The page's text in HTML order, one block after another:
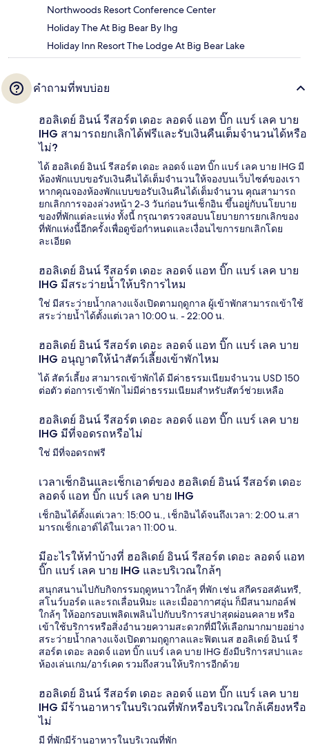
Northwoods Resort Conference Center
Holiday The At Big Bear By Ihg
Holiday Inn Resort The Lodge At Big Bear Lake
คำถามที่พบบ่อย
ฮอลิเดย์ อินน์ รีสอร์ต เดอะ ลอดจ์ แอท บิ๊ก แบร์ เลค บาย
IHG สามารถยกเลิกได้ฟรีและรับเงินคืนเต็มจำนวนได้หรือ
ไม่?
ได้ ฮอลิเดย์ อินน์ รีสอร์ต เดอะ ลอดจ์ แอท บิ๊ก แบร์ เลค บาย IHG มี
ห้องพักแบบขอรับเงินคืนได้เต็มจำนวนให้จองบนเว็บไซต์ของเรา
หากคุณจองห้องพักแบบขอรับเงินคืนได้เต็มจำนวน คุณสามารถ
ยกเลิกการจองล่วงหน้า 2-3 วันก่อนวันเช็กอิน ขึ้นอยู่กับนโยบาย
ของที่พักแต่ละแห่ง ทั้งนี้ กรุณาตรวจสอบนโยบายการยกเลิกของ
ที่พักแห่งนี้อีกครั้งเพื่อดูข้อกำหนดและเงื่อนไขการยกเลิกโดย
ละเอียด
ฮอลิเดย์ อินน์ รีสอร์ต เดอะ ลอดจ์ แอท บิ๊ก แบร์ เลค บาย
IHG มีสระว่ายน้ำให้บริการไหม
ใช่ มีสระว่ายน้ำกลางแจ้งเปิดตามฤดูกาล ผู้เข้าพักสามารถเข้าใช้
สระว่ายน้ำได้ตั้งแต่เวลา 10:00 น. - 22:00 น.
ฮอลิเดย์ อินน์ รีสอร์ต เดอะ ลอดจ์ แอท บิ๊ก แบร์ เลค บาย
IHG อนุญาตให้นำสัตว์เลี้ยงเข้าพักไหม
ได้ สัตว์เลี้ยง สามารถเข้าพักได้ มีค่าธรรมเนียมจำนวน USD 150
ต่อตัว ต่อการเข้าพัก ไม่มีค่าธรรมเนียมสำหรับสัตว์ช่วยเหลือ
ฮอลิเดย์ อินน์ รีสอร์ต เดอะ ลอดจ์ แอท บิ๊ก แบร์ เลค บาย
IHG มีที่จอดรถหรือไม่
ใช่ มีที่จอดรถฟรี
เวลาเช็กอินและเช็กเอาต์ของ ฮอลิเดย์ อินน์ รีสอร์ต เดอะ
ลอดจ์ แอท บิ๊ก แบร์ เลค บาย IHG
เช็กอินได้ตั้งแต่เวลา: 15:00 น., เช็กอินได้จนถึงเวลา: 2:00 น.สา
มารถเช็กเอาต์ได้ในเวลา 11:00 น.
มีอะไรให้ทำบ้างที่ ฮอลิเดย์ อินน์ รีสอร์ต เดอะ ลอดจ์ แอท
บิ๊ก แบร์ เลค บาย IHG และบริเวณใกล้ๆ
สนุกสนานไปกับกิจกรรมฤดูหนาวใกล้ๆ ที่พัก เช่น สกีครอสคันทรี,
สโนว์บอร์ด และรถเลื่อนหิมะ และเมื่ออากาศอุ่น ก็มีสนามกอล์ฟ
ใกล้ๆ ให้ออกรอบเพลิดเพลินไปกับบริการสปาสุดผ่อนคลาย หรือ
เข้าใช้บริการหรือสิ่งอำนวยความสะดวกที่มีให้เลือกมากมายอย่าง
สระว่ายน้ำกลางแจ้งเปิดตามฤดูกาลและฟิตเนส ฮอลิเดย์ อินน์ รี
สอร์ต เดอะ ลอดจ์ แอท บิ๊ก แบร์ เลค บาย IHG ยังมีบริการสปาและ
ห้องเล่นเกม/อาร์เคด รวมถึงสวนให้บริการอีกด้วย
ฮอลิเดย์ อินน์ รีสอร์ต เดอะ ลอดจ์ แอท บิ๊ก แบร์ เลค บาย
IHG มีร้านอาหารในบริเวณที่พักหรือบริเวณใกล้เคียงหรือ
ไม่
มี ที่พักมีร้านอาหารในบริเวณที่พัก